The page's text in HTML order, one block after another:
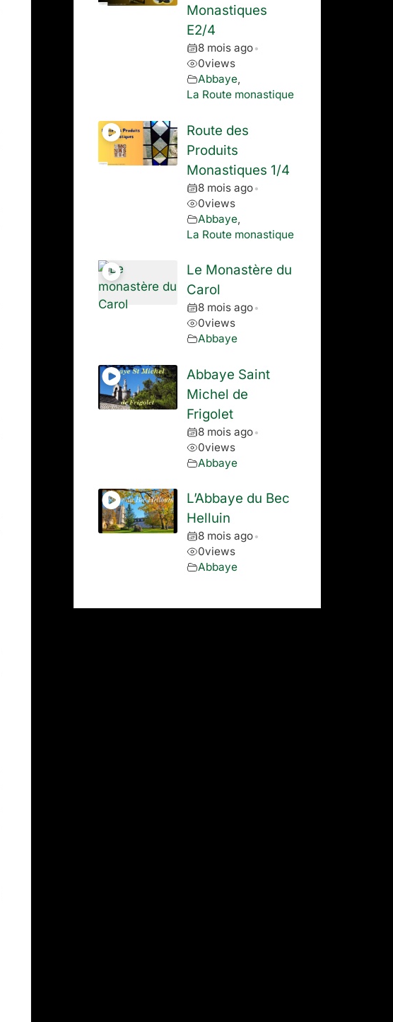
Monastiques
E2/4
8 mois ago •
0views
Abbaye,
La Route monastique
Route des
Produits
Monastiques 1/4
8 mois ago •
0views
Abbaye,
La Route monastique
Le Monastère du
Carol
8 mois ago •
0views
Abbaye
Abbaye Saint
Michel de
Frigolet
8 mois ago •
0views
Abbaye
L’Abbaye du Bec
Helluin
8 mois ago •
0views
Abbaye